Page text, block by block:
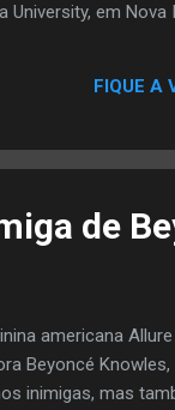
em Nova
do Ano. O disco,
FIQUE A
de
americana
Beyoncé Knowles,
inimigas, mas